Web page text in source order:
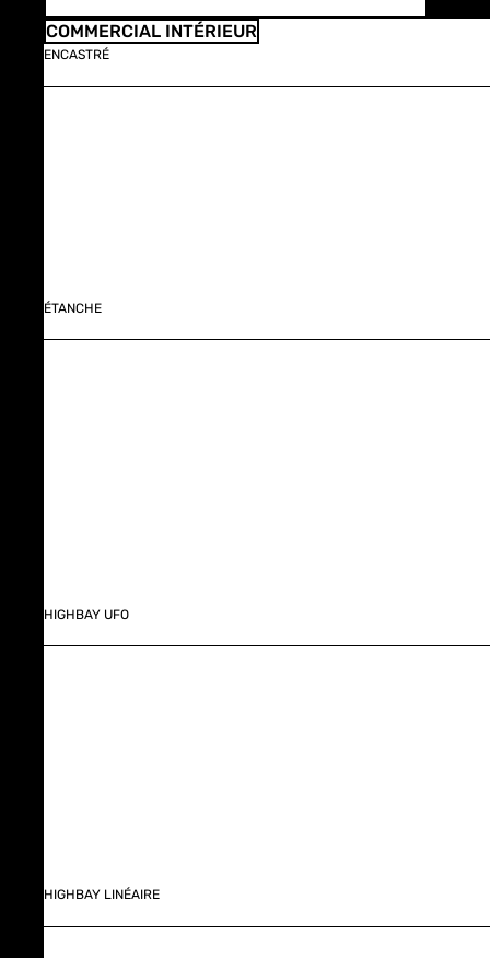
COMMERCIAL INTÉRIEUR
ENCASTRÉ
ÉTANCHE
HIGHBAY UFO
HIGHBAY LINÉAIRE